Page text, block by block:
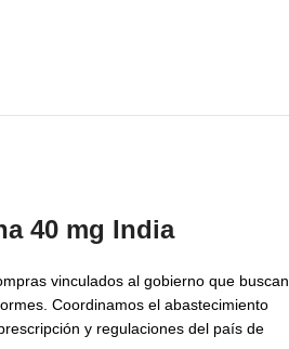
40 mg India
vinculados al gobierno que buscan
Coordinamos el abastecimiento
y regulaciones del país de